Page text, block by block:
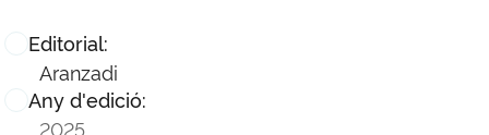
Editorial:
Aranzadi
Any d'edició:
2025